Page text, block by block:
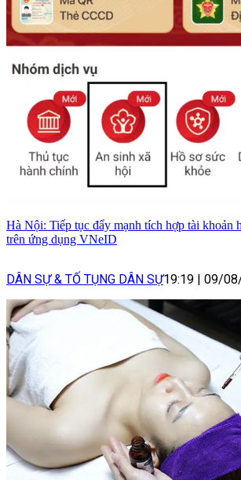
Hà Nội: Tiếp tục đẩy mạnh tích hợp tài khoản
trên ứng dụng VNeID
DÂN SỰ & TỐ TỤNG DÂN SỰ19:19 09/